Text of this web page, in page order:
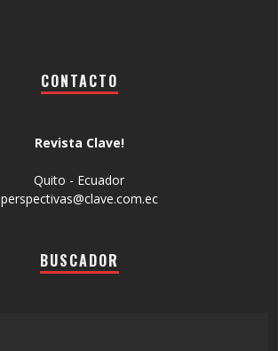
CONTACTO
Revista Clave!
Quito - Ecuador
perspectivas@clave.com.ec
BUSCADOR